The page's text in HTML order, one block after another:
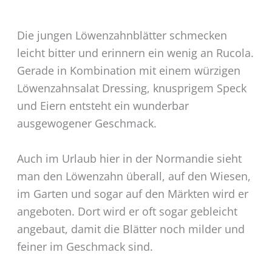
Die jungen Löwenzahnblätter schmecken
leicht bitter und erinnern ein wenig an Rucola.
Gerade in Kombination mit einem würzigen
Löwenzahnsalat Dressing, knusprigem Speck
und Eiern entsteht ein wunderbar
ausgewogener Geschmack.
Auch im Urlaub hier in der Normandie sieht
man den Löwenzahn überall, auf den Wiesen,
im Garten und sogar auf den Märkten wird er
angeboten. Dort wird er oft sogar gebleicht
angebaut, damit die Blätter noch milder und
feiner im Geschmack sind.